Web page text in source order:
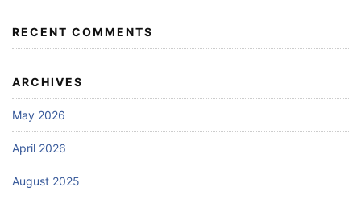
RECENT COMMENTS
ARCHIVES
May 2026
April 2026
August 2025